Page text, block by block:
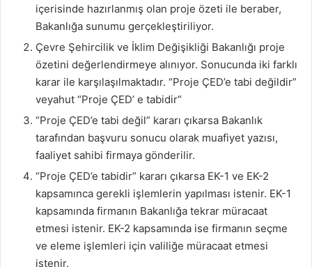
içerisinde hazırlanmış olan proje özeti ile beraber,
Bakanlığa sunumu gerçekleştiriliyor.
Çevre Şehircilik ve İklim Değişikliği Bakanlığı proje
özetini değerlendirmeye alınıyor. Sonucunda iki farklı
karar ile karşılaşılmaktadır. “Proje ÇED’e tabi değildir”
veyahut “Proje ÇED’ e tabidir”
“Proje ÇED’e tabi değil” kararı çıkarsa Bakanlık
tarafından başvuru sonucu olarak muafiyet yazısı,
faaliyet sahibi firmaya gönderilir.
“Proje ÇED’e tabidir” kararı çıkarsa EK-1 ve EK-2
kapsamınca gerekli işlemlerin yapılması istenir. EK-1
kapsamında firmanın Bakanlığa tekrar müracaat
etmesi istenir. EK-2 kapsamında ise firmanın seçme
ve eleme işlemleri için valiliğe müracaat etmesi
istenir.